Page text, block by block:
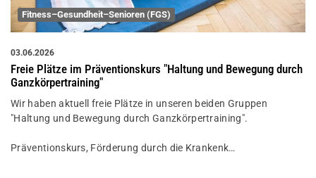
Fitness–Gesundheit–Senioren (FGS)
03.06.2026
Freie Plätze im Präventionskurs "Haltung und Bewegung durch
Ganzkörpertraining"
Wir haben aktuell freie Plätze in unseren beiden Gruppen
"Haltung und Bewegung durch Ganzkörpertraining".
Präventionskurs, Förderung durch die Krankenk…